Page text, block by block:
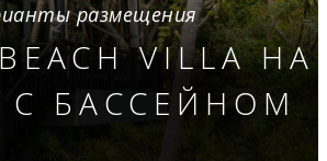
размещения
VILLA НА
С БАССЕЙНОМ